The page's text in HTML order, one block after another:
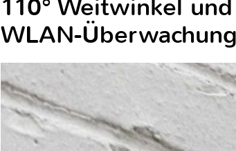
110° Weitwinkel
WLAN-